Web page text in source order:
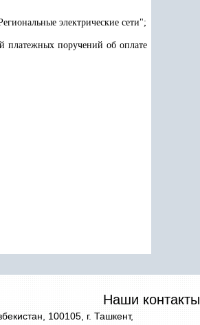
электрические сети";
платежных поручений об оплате
Наши контакты
100105, г. Ташкент,